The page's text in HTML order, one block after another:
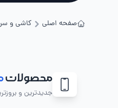
صفحه اصلی کاشی و
محصولات
جدیدترین و